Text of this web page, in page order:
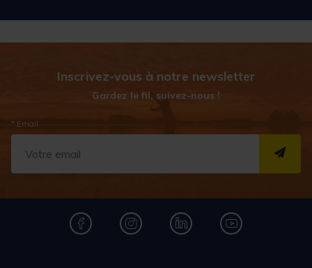
Inscrivez-vous à notre newsletter
Gardez le fil, suivez-nous !
* Email